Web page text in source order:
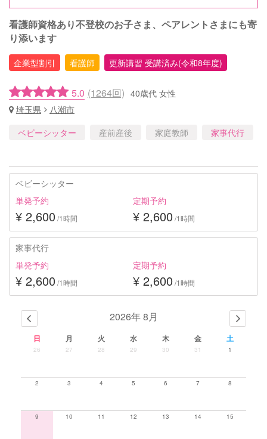
看護師資格あり不登校のお子さま、ペアレントさまにも寄
り添います
企業型割引 看護師 更新講習 受講済み(令和8年度)
5.0 (1264回) 40歳代 女性
埼玉県
八潮市
ベビーシッター
産前産後 家庭教師 家事代行
ベビーシッター
単発予約
¥ 2,600 /1時間
定期予約
¥ 2,600 /1時間
家事代行
単発予約
¥ 2,600 /1時間
定期予約
¥ 2,600 /1時間
2026年 8月
日 月 火 水 木 金 土
26 27 28 29 30 31 1
2 3 4 5 6 7 8
9 10 11 12 13 14 15